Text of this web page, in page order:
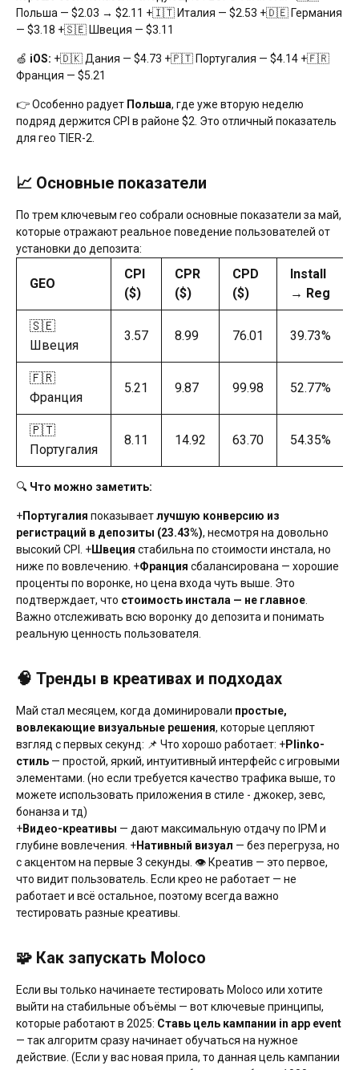
Польша — $2.03 → $2.11 +🇮🇹 Италия — $2.53 +🇩🇪 Германия
— $3.18 +🇸🇪 Швеция — $3.11
🍏 iOS: +🇩🇰 Дания — $4.73 +🇵🇹 Португалия — $4.14 +🇫🇷
Франция — $5.21
👉 Особенно радует Польша, где уже вторую неделю
подряд держится CPI в районе $2. Это отличный показатель
для гео TIER-2.
📈 Основные показатели
По трем ключевым гео собрали основные показатели за май,
которые отражают реальное поведение пользователей от
установки до депозита:
GEO
CPI
($)
CPR
($)
CPD
($)
Install
→ Reg
🇸🇪
Швеция
3.57 8.99 76.01 39.73%
🇫🇷
Франция
5.21 9.87 99.98 52.77%
🇵🇹
Португалия
8.11 14.92 63.70 54.35%
🔍 Что можно заметить:
+Португалия показываетлучшую конверсию из
регистраций в депозиты (23.43%), несмотря на довольно
высокий CPI. +Швеция стабильна по стоимости инстала, но
ниже по вовлечению. +Франция сбалансирована — хорошие
проценты по воронке, но цена входа чуть выше. Это
подтверждает, что стоимость инстала — не главное
Важно отслеживать всю воронку до депозита и понимать
реальную ценность пользователя.
🧠 Тренды в креативах и подходах
Май стал месяцем, когда доминировали простые,
вовлекающие визуальные решения, которые цепляют
взгляд с первых секунд: 📌 Что хорошо работает: +Plinko-
стиль — простой, яркий, интуитивный интерфейс с игровыми
элементами. (но если требуется качество трафика выше, то
можете использовать приложения в стиле - джокер, зевс,
бонанза и тд)
+Видео-креативы — дают максимальную отдачу по IPM и
глубине вовлечения. +Нативный визуал — без перегруза, но
с акцентом на первые 3 секунды. 👁 Креатив — это первое,
что видит пользователь. Если крео не работает — не
работает и всё остальное, поэтому всегда важно
тестировать разные креативы.
🧩 Как запускать Moloco
Если вы только начинаете тестировать Moloco или хотите
выйти на стабильные объёмы — вот ключевые принципы,
которые работают в 2025: Ставь цель кампании in app event
— так алгоритм сразу начинает обучаться на нужное
действие. (Если у вас новая прила, то данная цель кампании